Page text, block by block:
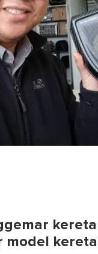
kereta
model